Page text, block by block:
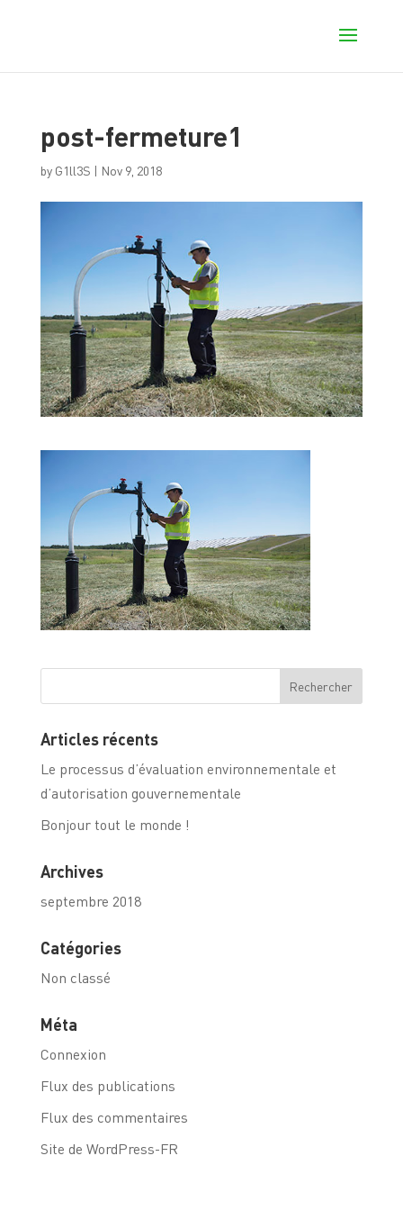
post-fermeture1
by G1ll3S | Nov 9, 2018
Articles récents
Le processus d’évaluation environnementale et
d’autorisation gouvernementale
Bonjour tout le monde !
Archives
septembre 2018
Catégories
Non classé
Méta
Connexion
Flux des publications
Flux des commentaires
Site de WordPress-FR